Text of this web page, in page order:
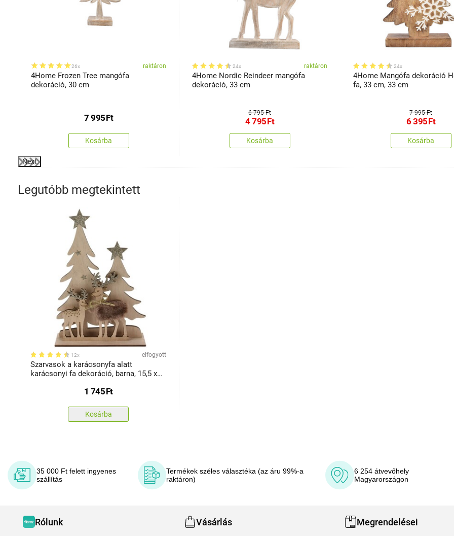
26x raktáron
4Home Frozen Tree mangófa
dekoráció, 30 cm
7 995Ft
Kosárba
24x raktáron
4Home Nordic Reindeer mangófa
dekoráció, 33 cm
6 795 Ft
4 795Ft
Kosárba
24x
4Home Mangófa dekoráció
fa, 33 cm, 33 cm
7 995 Ft
6 395Ft
Kosárba
Next
Legutóbb megtekintett
12x elfogyott
Szarvasok a karácsonyfa alatt
karácsonyi fa dekoráció, barna, 15,5 x
1 745Ft
Kosárba
35 000 Ft felett ingyenes
szállítás
Termékek széles választéka (az áru 99%-a
raktáron)
6 254 átvevőhely
Magyarországon
Rólunk Vásárlás Megrendelései